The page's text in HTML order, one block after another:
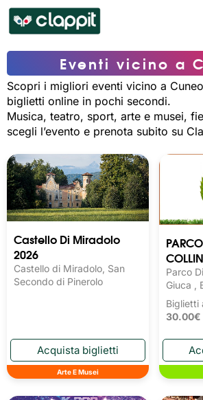
Eventi vicino a
Scopri i migliori eventi vicino a
biglietti online in pochi secondi.
Musica, teatro, sport, arte e musei,
scegli l’evento e prenota subito su
Castello Di Miradolo
2026
Castello di Miradolo, San
Secondo di Pinerolo
Arte E Musei
Parco
Giuca ,
Biglietti
30.00€